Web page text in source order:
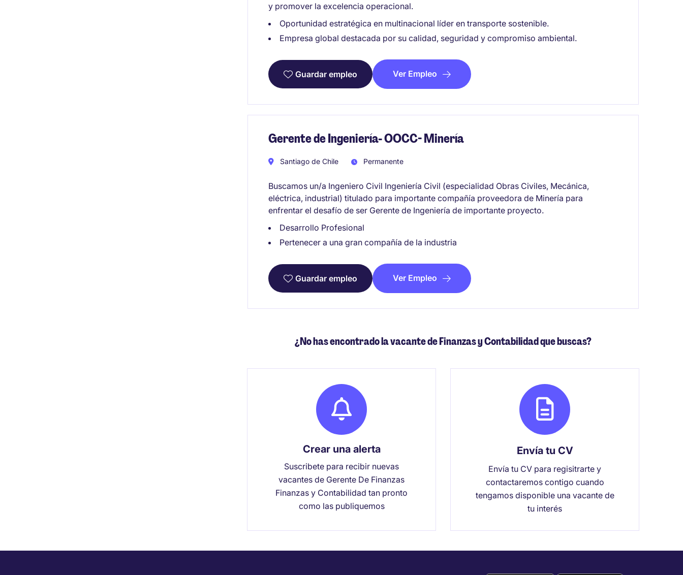
y promover la excelencia operacional.
Oportunidad estratégica en multinacional líder en transporte sostenible.
Empresa global destacada por su calidad, seguridad y compromiso ambiental.
Guardar empleo Ver Empleo
Gerente de Ingeniería- OOCC- Minería
Santiago de Chile Permanente
Buscamos un/a Ingeniero Civil Ingeniería Civil (especialidad Obras Civiles, Mecánica,
eléctrica, industrial) titulado para importante compañía proveedora de Minería para
enfrentar el desafío de ser Gerente de Ingeniería de importante proyecto.
Desarrollo Profesional
Pertenecer a una gran compañía de la industria
Guardar empleo Ver Empleo
¿No has encontrado la vacante de Finanzas y Contabilidad que buscas?
Crear una alerta
Suscribete para recibir nuevas
vacantes de Gerente De Finanzas
Finanzas y Contabilidad tan pronto
como las publiquemos
Envía tu CV
Envía tu CV para regisitrarte y
contactaremos contigo cuando
tengamos disponible una vacante de
tu interés